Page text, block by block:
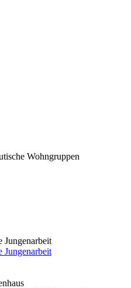
Wohngruppen
Jungenarbeit
Jungenarbeit